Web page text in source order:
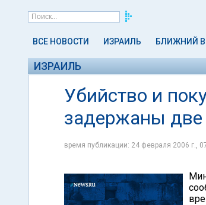
ВСЕ НОВОСТИ ИЗРАИЛЬ БЛИЖНИЙ
ИЗРАИЛЬ
Убийство и
задержаны
время публикации: 24 февраля 2006 г.,